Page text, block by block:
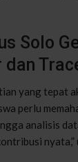
Solo
dan
yang tepat
perlu
analisis